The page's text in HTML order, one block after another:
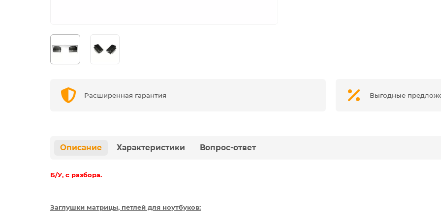
Расширенная гарантия Выгодные
Описание Характеристики Вопрос-ответ
Б/У, с разбора.
Заглушки матрицы, петлей для ноутбуков: